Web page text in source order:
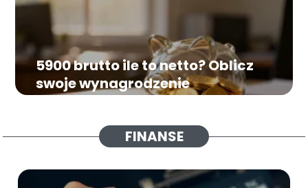
5900 brutto ile to netto? Oblicz
swoje wynagrodzenie
FINANSE